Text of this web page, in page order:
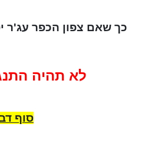
כך שאם צפון הכפר עג'ר
לא תהיה
סוף